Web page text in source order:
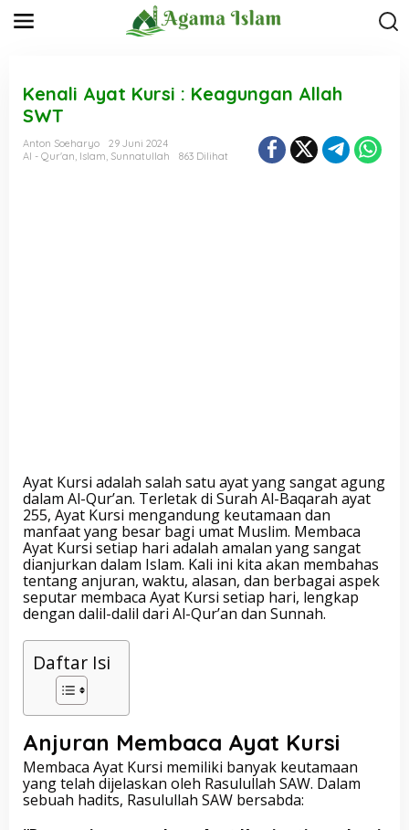
Kenali Ayat Kursi : Keagungan Allah
SWT
Anton Soeharyo
29 Juni 2024
Al - Qur'an, Islam, Sunnatullah 863 Dilihat
Ayat Kursi adalah salah satu ayat yang sangat agung
dalam Al-Qur’an. Terletak di Surah Al-Baqarah ayat
255, Ayat Kursi mengandung keutamaan dan
manfaat yang besar bagi umat Muslim. Membaca
Ayat Kursi setiap hari adalah amalan yang sangat
dianjurkan dalam Islam. Kali ini kita akan membahas
tentang anjuran, waktu, alasan, dan berbagai aspek
seputar membaca Ayat Kursi setiap hari, lengkap
dengan dalil-dalil dari Al-Qur’an dan Sunnah.
Daftar Isi
Anjuran Membaca Ayat Kursi
Membaca Ayat Kursi memiliki banyak keutamaan
yang telah dijelaskan oleh Rasulullah SAW. Dalam
sebuah hadits, Rasulullah SAW bersabda: